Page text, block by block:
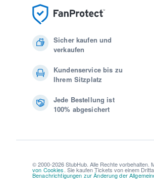
Sicher kaufen und
verkaufen
Kundenservice bis zu
Ihrem Sitzplatz
Jede Bestellung ist
100% abgesichert
© 2000-2026 StubHub. Alle Rechte vorbehalten.
von Cookies . Sie kaufen Tickets von einem
Benachrichtigungen zur Änderung der